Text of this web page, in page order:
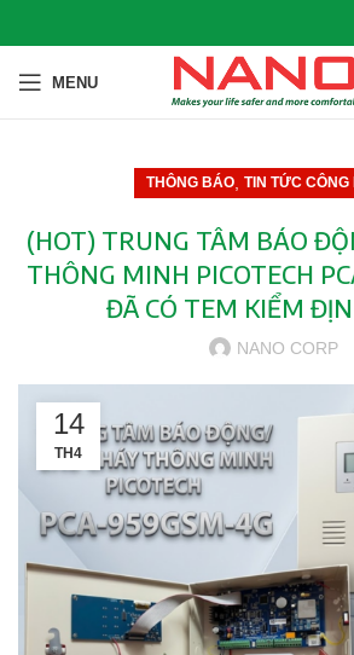
MENU
THÔNG BÁO TIN TỨC CÔNG
(HOT) TRUNG TÂM BÁO
THÔNG MINH PICOTECH
ĐÃ CÓ TEM KIỂM
NANO CORP
14
TH4